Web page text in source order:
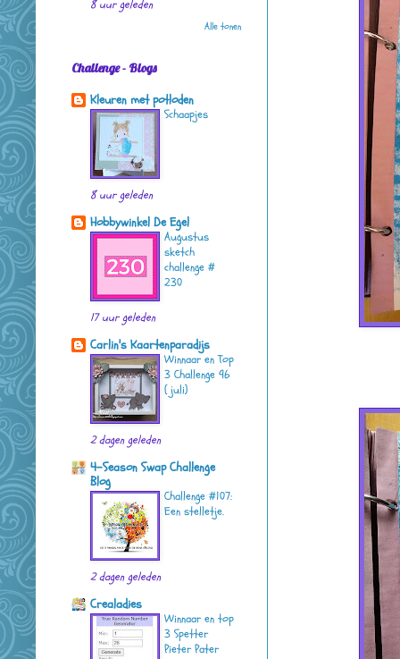
8 uur geleden
Alle tonen
Challenge - Blogs
Kleuren met potloden
Schaapjes
8 uur geleden
Hobbywinkel De Egel
Augustus
sketch
challenge #
230
17 uur geleden
Carlin's Kaartenparadijs
Winnaar en Top
3 Challenge 96
( juli)
2 dagen geleden
4-Season Swap Challenge
Blog
Challenge #107:
Een stelletje.
2 dagen geleden
Crealadies
Winnaar en top
3 Spetter
Pieter Pater